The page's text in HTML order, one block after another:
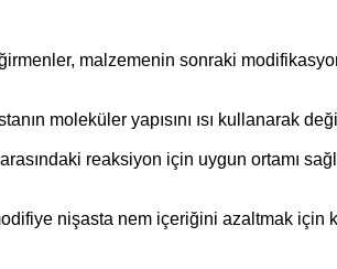
malzemenin sonraki
moleküler yapısını ısı kullanarak
reaksiyon için uygun ortamı
nişasta nem içeriğini azaltmak için